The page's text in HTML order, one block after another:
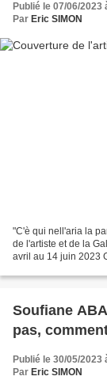
Publié le 07/06/2023
Par Eric SIMON
"C'è qui nell'aria la
de l'artiste et de la
avril au 14 juin 2023
Soufiane
pas,
Publié le 30/05/2023
Par Eric SIMON